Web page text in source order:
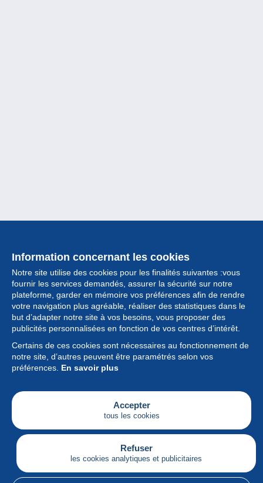
Information concernant les cookies
Notre site utilise des cookies pour les finalités suivantes :vous
fournir les services demandés, assurer la sécurité sur notre
plateforme, garder en mémoire vos préférences afin de rendre
votre navigation plus agréable, réaliser des statistiques dans le
but d’adapter notre site à vos besoins, vous proposer des
publicités personnalisées en fonction de vos centres d’intérêt.
Certains de ces cookies sont nécessaires au fonctionnement de
notre site, d’autres peuvent être paramétrés selon vos
préférences. En savoir plus
Accepter
tous les cookies
Refuser
les cookies analytiques et publicitaires
Collection
Actualités
Fonctionnalités
Société
Services
Articles
Français